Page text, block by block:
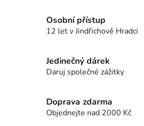
d
í
p
v
k
y
Osobní přístup
12 let v Jindřichově Hradci
Jedinečný dárek
Daruj společné zážitky
Doprava zdarma
Objednejte nad 2000 Kč